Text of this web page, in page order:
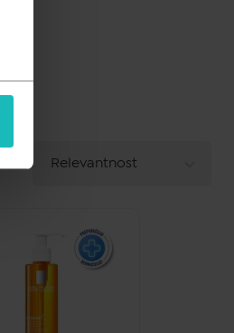
PO Relevantnost
Najviša cijena